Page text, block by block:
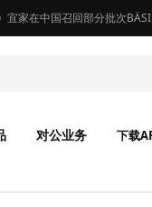
宜家在中国召回部分批次
对公业务 下载